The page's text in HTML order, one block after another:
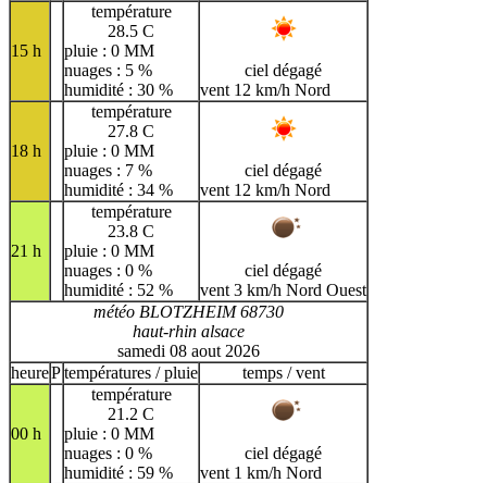
15 h
température
28.5 C
pluie : 0 MM
nuages : 5 %
humidité : 30 %
ciel dégagé
vent 12 km/h Nord
18 h
température
27.8 C
pluie : 0 MM
nuages : 7 %
humidité : 34 %
ciel dégagé
vent 12 km/h Nord
21 h
température
23.8 C
pluie : 0 MM
nuages : 0 %
humidité : 52 %
ciel dégagé
vent 3 km/h Nord Ouest
météo BLOTZHEIM 68730
haut-rhin alsace
samedi 08 aout 2026
heurePtempératures / pluie temps / vent
00 h
température
21.2 C
pluie : 0 MM
nuages : 0 %
humidité : 59 %
ciel dégagé
vent 1 km/h Nord